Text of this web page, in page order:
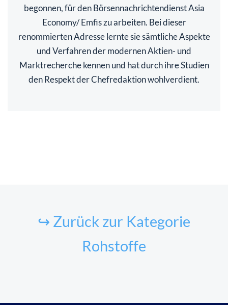
begonnen, für den Börsennachrichtendienst Asia
Economy/ Emfis zu arbeiten. Bei dieser
renommierten Adresse lernte sie sämtliche Aspekte
und Verfahren der modernen Aktien- und
Marktrecherche kennen und hat durch ihre Studien
den Respekt der Chefredaktion wohlverdient.
↪ Zurück zur Kategorie
Rohstoffe